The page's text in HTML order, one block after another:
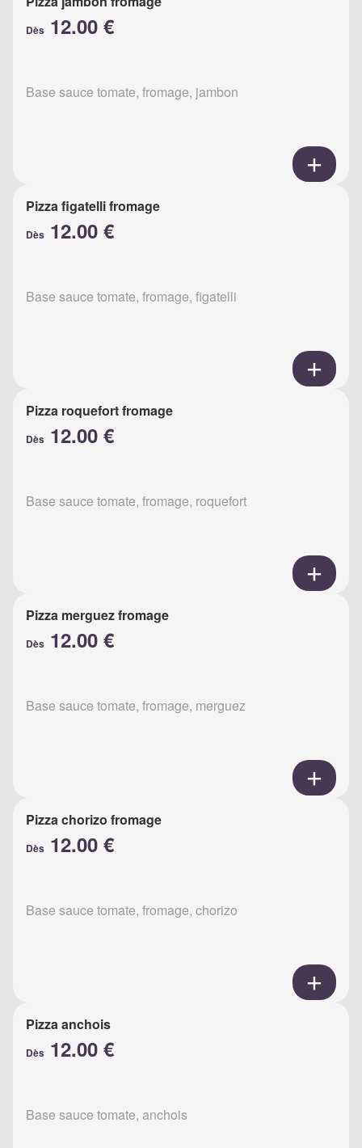
Dès 12.00 €
Base sauce tomate, fromage, jambon
Pizza figatelli fromage
Dès 12.00 €
Base sauce tomate, fromage, figatelli
Pizza roquefort fromage
Dès 12.00 €
Base sauce tomate, fromage, roquefort
Pizza merguez fromage
Dès 12.00 €
Base sauce tomate, fromage, merguez
Pizza chorizo fromage
Dès 12.00 €
Base sauce tomate, fromage, chorizo
Pizza anchois
Dès 12.00 €
Base sauce tomate, anchois